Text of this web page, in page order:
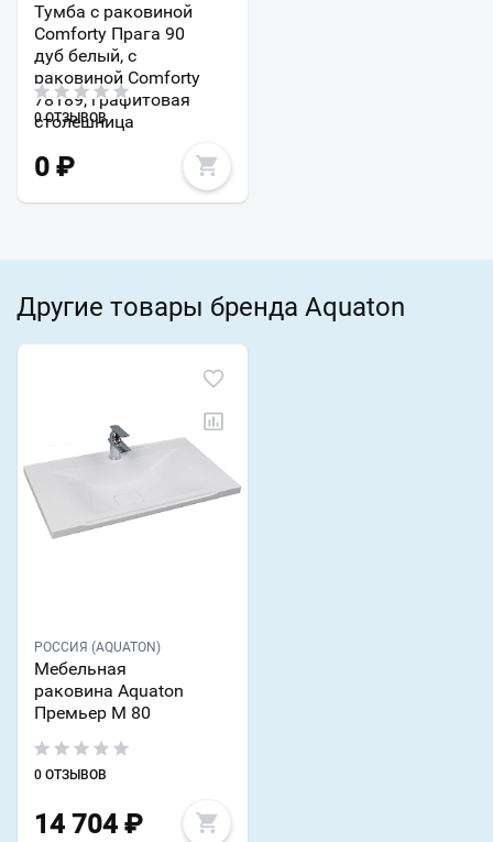
Тумба с раковиной
Comforty Прага 90
дуб белый, с
раковиной Comforty
78189, графитовая
столешница
0 ОТЗЫВОВ
0 ₽
Другие товары бренда Aquaton
РОССИЯ (AQUATON)
Мебельная
раковина Aquaton
Премьер М 80
0 ОТЗЫВОВ
14 704 ₽